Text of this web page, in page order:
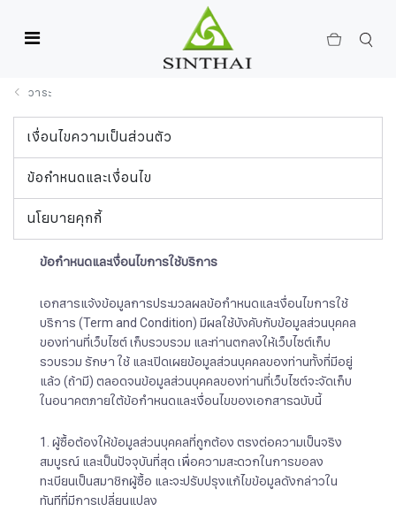
วาระ
เงื่อนไขความเป็นส่วนตัว
ข้อกำหนดและเงื่อนไข
นโยบายคุกกี้
ข้อกำหนดและเงื่อนไขการใช้บริการ
เอกสารแจ้งข้อมูลการประมวลผลข้อกำหนดและเงื่อนไขการใช้
บริการ (Term and Condition) มีผลใช้บังคับกับข้อมูลส่วนบุคคล
ของท่านที่เว็บไซต์ เก็บรวบรวม และท่านตกลงให้เว็บไซต์เก็บ
รวบรวม รักษา ใช้ และเปิดเผยข้อมูลส่วนบุคคลของท่านทั้งที่มีอยู่
แล้ว (ถ้ามี) ตลอดจนข้อมูลส่วนบุคคลของท่านที่เว็บไซต์จะจัดเก็บ
ในอนาคตภายใต้ข้อกำหนดและเงื่อนไขของเอกสารฉบับนี้
1. ผู้ซื้อต้องให้ข้อมูลส่วนบุคคลที่ถูกต้อง ตรงต่อความเป็นจริง
สมบูรณ์ และเป็นปัจจุบันที่สุด เพื่อความสะดวกในการขอลง
ทะเบียนเป็นสมาชิกผู้ซื้อ และจะปรับปรุงแก้ไขข้อมูลดังกล่าวใน
ทันทีที่มีการเปลี่ยนแปลง